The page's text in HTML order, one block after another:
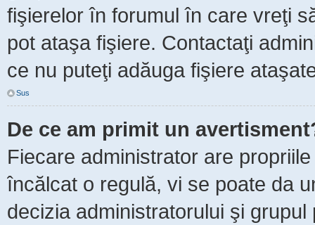
fişierelor în forumul în care vreţi
pot ataşa fişiere. Contactaţi
ce nu puteţi adăuga fişiere
Sus
De ce am primit un
Fiecare administrator are
încălcat o regulă, vi se poate da
decizia administratorului şi